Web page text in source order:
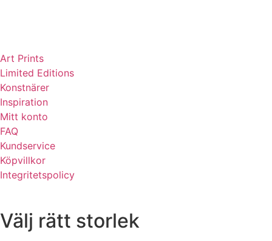
Art Prints
Limited Editions
Konstnärer
Inspiration
Mitt konto
FAQ
Kundservice
Köpvillkor
Integritetspolicy
Välj rätt storlek